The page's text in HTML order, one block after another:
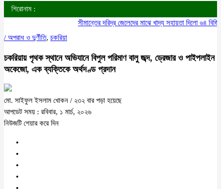
শিরোনাম :
সীমান্তের দরিদ্র জেলেদের মাঝে খাদ্য সহায়তা দিলো ৬৪ বিজিবি
/ অপরাধ ও দুর্ণীতি, চকরিয়া
চকরিয়ায় পৃথক স্থানে অভিযানে বিপুল পরিমাণ বালু জব্দ, ড্রেজার ও পাইপলাইন
অকেজো, এক ব্যক্তিকে অর্থদণ্ড প্রদান
মো. সাইফুল ইসলাম খোকন / ২৩২ বার পড়া হয়েছে
আপডেট সময় : রবিবার, ১ মার্চ, ২০২৬
নিউজটি শেয়ার করে দিন